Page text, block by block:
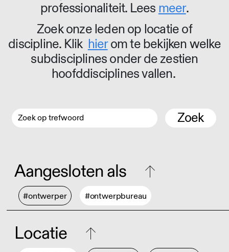
professionaliteit. Lees meer.
Zoek onze leden op locatie of
discipline. Klik hierom te bekijken welke
subdisciplines onder de zestien
hoofddisciplines vallen.
Zoek
Aangesloten als
#ontwerper #ontwerpbureau
Locatie